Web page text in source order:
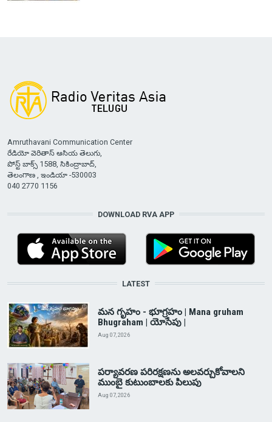
Amruthavani Communication Center
రేడియో వెరితాస్ ఆసియ తెలుగు,
పోస్ట్ బాక్స్ 1588, సికింద్రాబాద్,
తెలంగాణ , ఇండియా -530003
040 2770 1156
DOWNLOAD RVA APP
LATEST
మన గృహం - భూగ్రహం | Mana gruham
Bhugraham | యోసేపు |
Aug 07, 2026
పర్యావరణ పరిరక్షణను అలవర్చుకోవాలని
ముంబై కుటుంబాలకు పిలుపు
Aug 07, 2026